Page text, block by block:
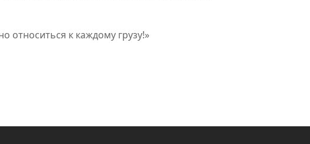
относиться к каждому грузу!»